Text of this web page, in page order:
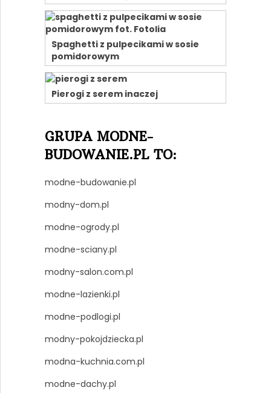
Spaghetti z pulpecikami w sosie
pomidorowym
Pierogi z serem inaczej
GRUPA MODNE-
BUDOWANIE.PL TO:
modne-budowanie.pl
modny-dom.pl
modne-ogrody.pl
modne-sciany.pl
modny-salon.com.pl
modne-lazienki.pl
modne-podlogi.pl
modny-pokojdziecka.pl
modna-kuchnia.com.pl
modne-dachy.pl